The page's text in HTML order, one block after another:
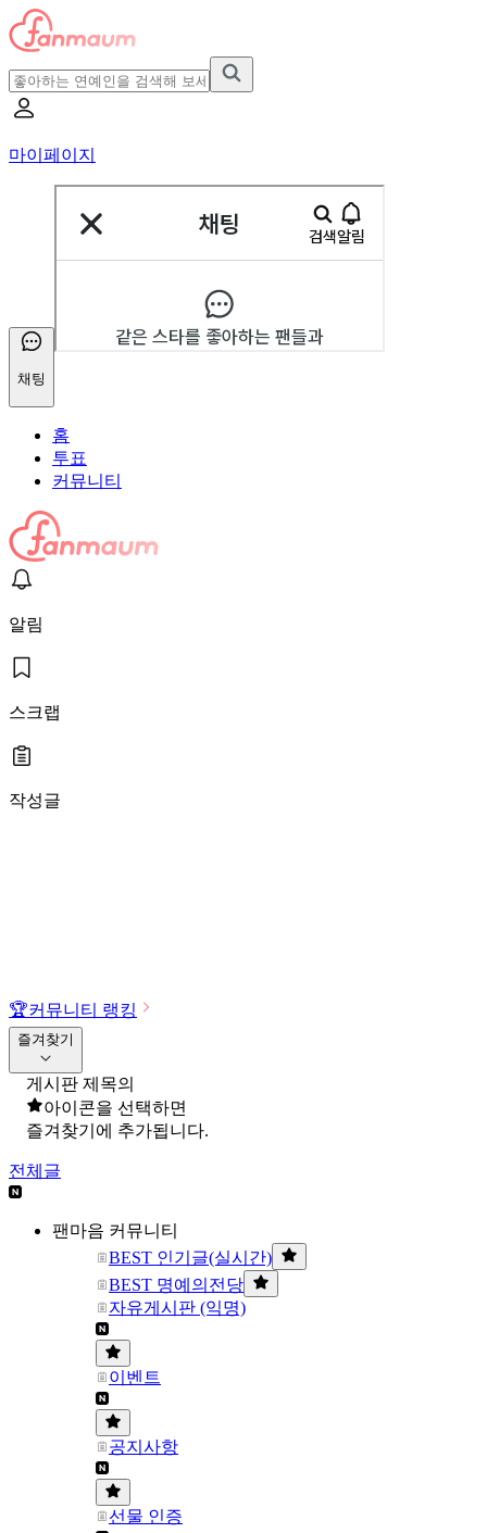
마이페이지
채팅
홈
투표
커뮤니티
알림
스크랩
작성글
🏆커뮤니티 랭킹
즐겨찾기
게시판 제목의
아이콘을 선택하면
즐겨찾기에 추가됩니다.
전체글
팬마음 커뮤니티
BEST 인기글(실시간)
BEST 명예의전당
자유게시판 (익명)
이벤트
공지사항
선물 인증